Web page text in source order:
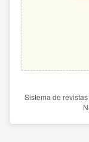
Sistema de